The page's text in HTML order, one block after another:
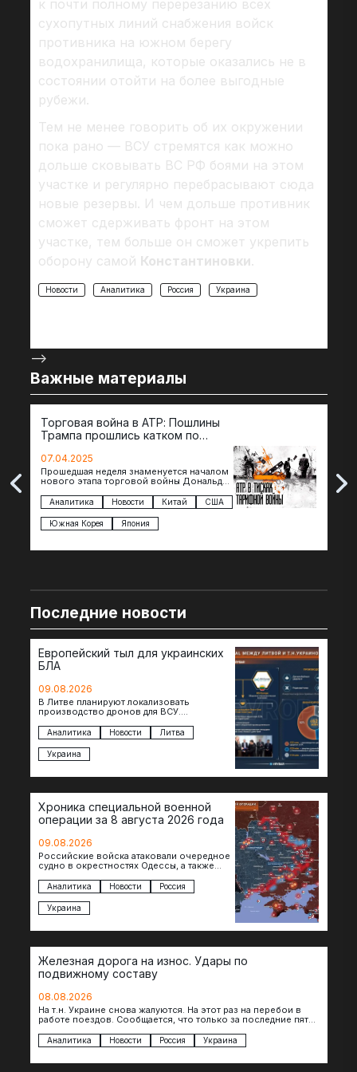
к почти полному перерезанию всех
сухопутных линий снабжения войск
противника на южном берегу
водохранилища, которые оказались не в
состоянии отойти на более выгодные
рубежи.
Тем не менее говорить об их окружении
пока рано — ВСУ стремятся как можно
дольше сковывать ВС РФ боями на этом
участке и регулярно перебрасывают сюда
новые резервы. И чем дольше противник
сможет сдерживать фронт на этом
участке, тем больше он сможет укрепить
оборону самой Константиновки.
Новости Аналитика Россия Украина
-->
Важные материалы
Торговая война в АТР: Пошлины
Трампа прошлись катком по
07.04.2025
Прошедшая неделя знаменуется началом
нового этапа торговой войны Дональда
импорта из более 100 стран…
Аналитика Новости Китай США
Южная Корея Япония
The
Последние новости
Европейский тыл для украинских
БЛА
09.08.2026
В Литве планируют локализовать
производство дронов для ВСУ.
президенты Гитанас Науседа и Владимир
Зеленский подписали…
Аналитика Новости Литва
Украина
Хроника специальной военной
операции за 8 августа 2026 года
09.08.2026
Российские войска атаковали очередное
судно в окрестностях Одессы, а также
и Черниговской областях. В Сумской…
Аналитика Новости Россия
Украина
Железная дорога на износ. Удары по
подвижному составу
08.08.2026
На т.н. Украине снова жалуются. На этот раз на перебои в
работе поездов. Сообщается, что только за последние пять
Аналитика Новости Россия Украина